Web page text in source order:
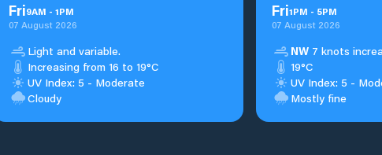
Fri9AM - 1PM
07 August 2026
Light and variable.
Increasing from 16 to 19°C
UV Index: 5 - Moderate
Cloudy
Fri1PM - 5PM
07 August 2026
NW 7 knots
19°C
UV Index: 5 -
Mostly fine